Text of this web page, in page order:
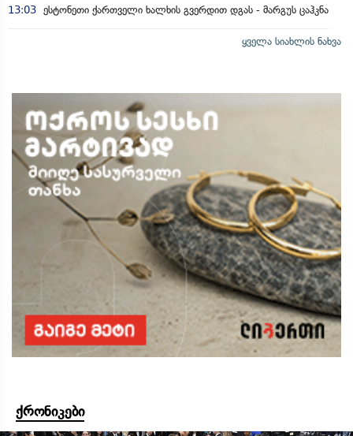
13:03 ესტონეთი ქართველი ხალხის გვერდით დგას - მარგუს ცაჰკნა
ყველა სიახლის ნახვა
ქრონიკები